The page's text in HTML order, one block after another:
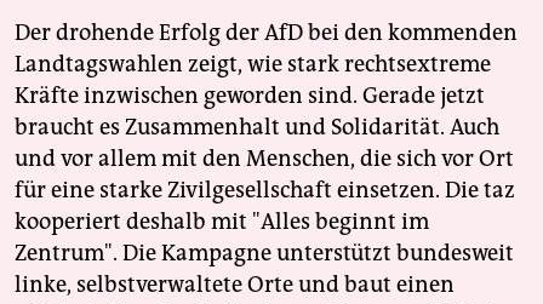
Der drohende Erfolg der AfD bei den kommenden
Landtagswahlen zeigt, wie stark rechtsextreme
Kräfte inzwischen geworden sind. Gerade jetzt
braucht es Zusammenhalt und Solidarität. Auch
und vor allem mit den Menschen, die sich vor Ort
für eine starke Zivilgesellschaft einsetzen. Die taz
kooperiert deshalb mit "Alles beginnt im
Zentrum". Die Kampagne unterstützt bundesweit
linke, selbstverwaltete Orte und baut einen